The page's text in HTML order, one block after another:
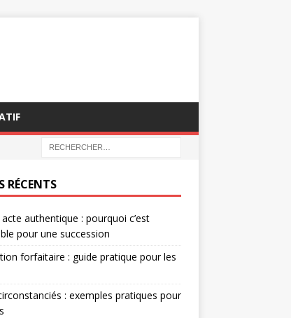
RÉCENTS
authentique : pourquoi c’est
pour une succession
forfaitaire : guide pratique pour les
: exemples pratiques pour